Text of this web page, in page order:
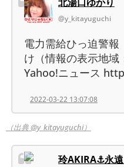
@y_kitayuguchi
電力需給ひっ迫警
け（情報の表示地
Yahoo!ニュース
2022-03-22 13:07:08
（出典 @y_kitayuguchi）
玲AKIRA⚓️永